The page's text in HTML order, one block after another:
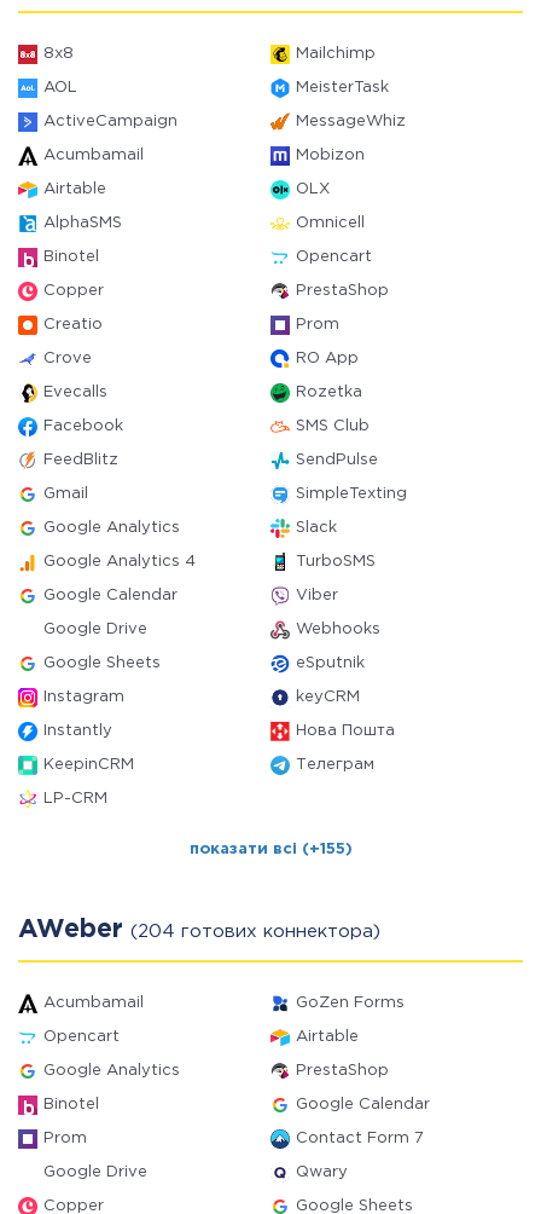
8x8 Mailchimp
AOL MeisterTask
ActiveCampaign MessageWhiz
Acumbamail Mobizon
Airtable OLX
AlphaSMS Omnicell
Binotel Opencart
Copper PrestaShop
Creatio Prom
Crove RO App
Evecalls Rozetka
Facebook SMS Club
FeedBlitz SendPulse
Gmail SimpleTexting
Google Analytics Slack
Google Analytics 4 TurboSMS
Google Calendar Viber
Google Drive Webhooks
Google Sheets eSputnik
Instagram keyCRM
Instantly Нова Пошта
KeepinCRM Телеграм
LP-CRM
показати всі (+155)
AWeber (204 готових коннектора)
Acumbamail GoZen Forms
Opencart Airtable
Google Analytics PrestaShop
Binotel Google Calendar
Prom Contact Form 7
Google Drive Qwary
Copper Google Sheets